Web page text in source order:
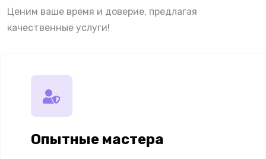
Ценим ваше время и доверие, предлагая
качественные услуги!
Опытные мастера